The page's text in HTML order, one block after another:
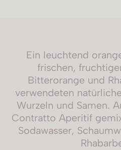
Ein leuchtend
frischen,
Bitterorange und
verwendeten
Wurzeln und Samen.
Contratto Aperitif
Sodawasser,